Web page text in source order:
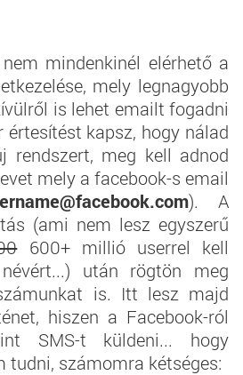
mindenkinél elérhető a
mely legnagyobb
is lehet emailt fogadni
értesítést kapsz, hogy nálad
rendszert, meg kell adnod
mely a facebook-s email
). A
(ami nem lesz egyszerű
600+ millió userrel kell
után rögtön meg
is. Itt lesz majd
hiszen a Facebook-ról
SMS-t küldeni... hogy
tudni, számomra kétséges: